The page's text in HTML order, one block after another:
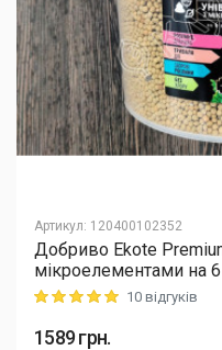
Артикул: 120400102352
Добриво Еkote
мікроелементами на 6
Rating: 5 out of 510 відгуків
1589грн.